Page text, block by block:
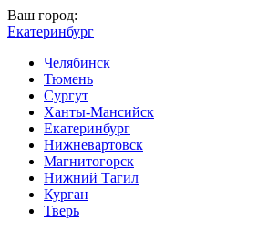
Ваш город:
Екатеринбург
Челябинск
Тюмень
Сургут
Ханты-Мансийск
Екатеринбург
Нижневартовск
Магнитогорск
Нижний Тагил
Курган
Тверь